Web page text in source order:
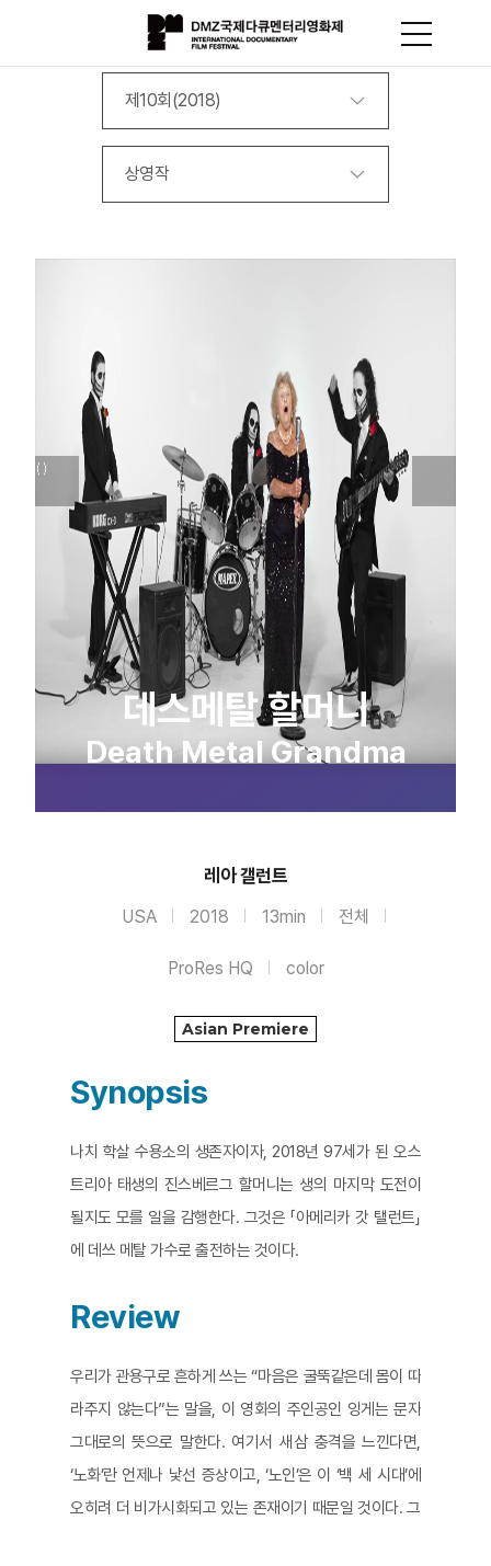
제10회(2018)
상영작
데스메탈 할머니
Death Metal Grandma
레아 갤런트
USA 2018 13min 전체
ProRes HQ color
Asian Premiere
Synopsis
나치 학살 수용소의 생존자이자, 2018년 97세가 된 오스
트리아 태생의 진스베르그 할머니는 생의 마지막 도전이
될지도 모를 일을 감행한다. 그것은 「아메리카 갓 탤런트」
에 데쓰 메탈 가수로 출전하는 것이다.
Review
우리가 관용구로 흔하게 쓰는 “마음은 굴뚝같은데 몸이 따
라주지 않는다”는 말을, 이 영화의 주인공인 잉게는 문자
그대로의 뜻으로 말한다. 여기서 새삼 충격을 느낀다면,
‘노화’란 언제나 낯선 증상이고, ‘노인’은 이 ‘백 세 시대’에
오히려 더 비가시화되고 있는 존재이기 때문일 것이다. 그